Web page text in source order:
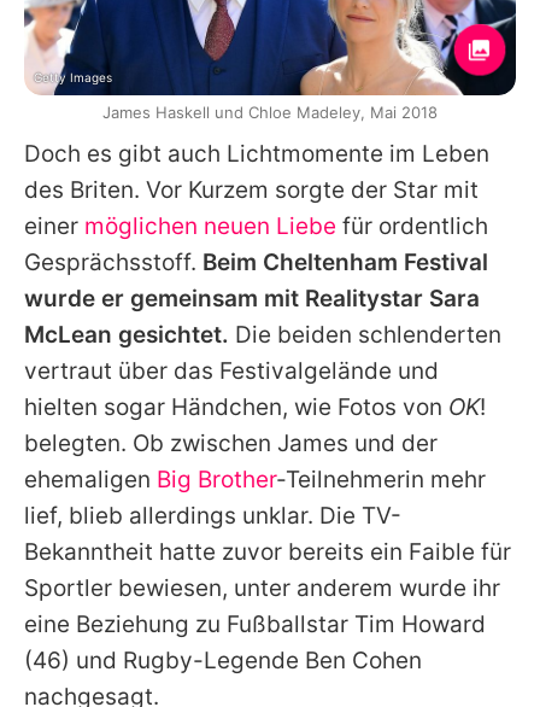
Doch es gibt auch Lichtmomente im Leben
des Briten. Vor Kurzem sorgte der Star mit
einer möglichen neuen Liebe für ordentlich
Gesprächsstoff. Beim Cheltenham Festival
wurde er gemeinsam mit Realitystar Sara
McLean gesichtet. Die beiden schlenderten
vertraut über das Festivalgelände und
hielten sogar Händchen, wie Fotos von OK!
belegten. Ob zwischen James und der
ehemaligen Big Brother-Teilnehmerin mehr
lief, blieb allerdings unklar. Die TV-
Bekanntheit hatte zuvor bereits ein Faible für
Sportler bewiesen, unter anderem wurde ihr
eine Beziehung zu Fußballstar Tim Howard
(46) und Rugby-Legende Ben Cohen
nachgesagt.
Getty Images
James Haskell und Chloe Madeley, Mai 2018